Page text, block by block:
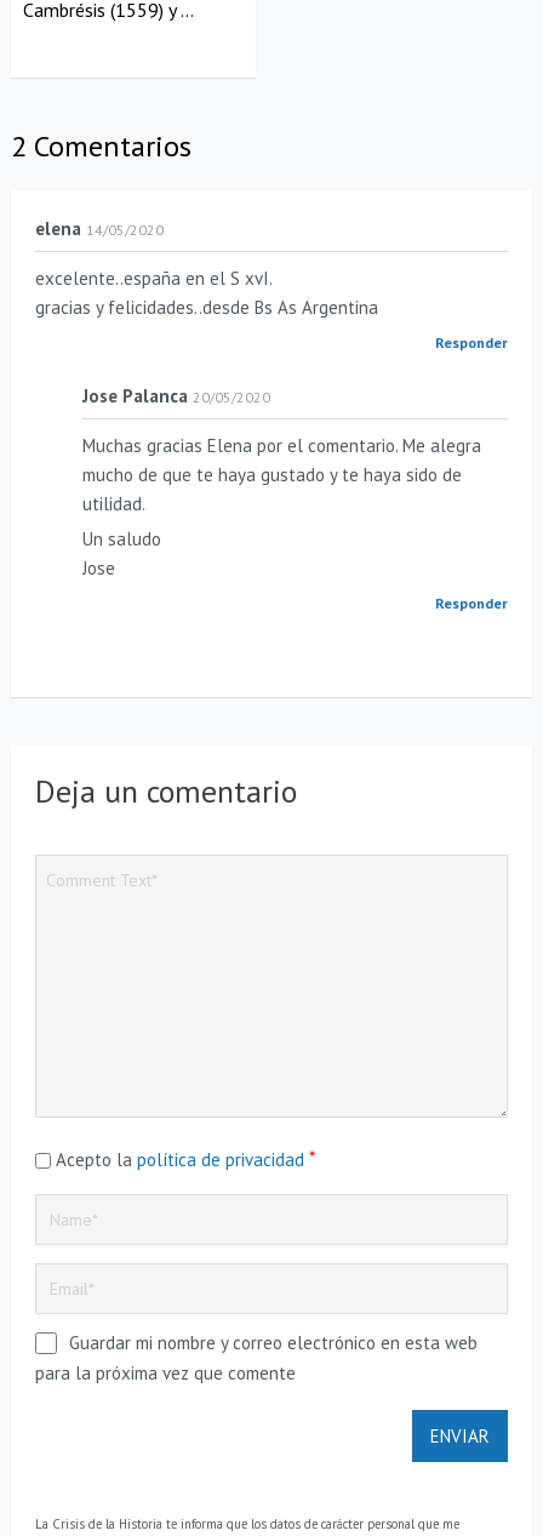
Cambrésis (1559) y ...
2 Comentarios
elena 14/05/2020
excelente..españa en el S xvI.
gracias y felicidades..desde Bs As Argentina
Responder
Jose Palanca 20/05/2020
Muchas gracias Elena por el comentario. Me alegra
mucho de que te haya gustado y te haya sido de
utilidad.
Un saludo
Jose
Responder
Deja un comentario
Acepto la política de privacidad *
Guardar mi nombre y correo electrónico en esta web
para la próxima vez que comente
La Crisis de la Historia te informa que los datos de carácter personal que me